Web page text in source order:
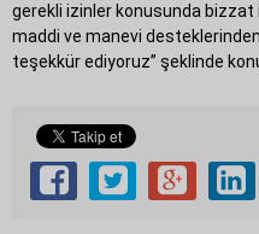
gerekli izinler konusunda
maddi ve manevi
teşekkür ediyoruz” şeklinde